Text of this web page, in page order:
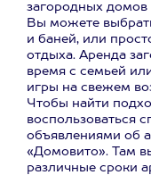
загородных домов
Вы можете
и баней, или
отдыха. Аренда
время с семьей
игры на свежем
Чтобы найти
воспользоваться
объявлениями об
«Домовито». Там
различные сроки